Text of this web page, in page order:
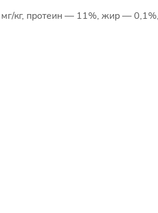
кг, протеин — 11%, жир —